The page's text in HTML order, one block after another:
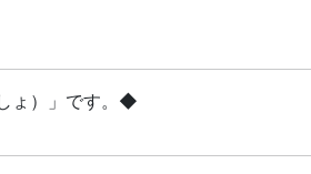
ょ）」です。◆